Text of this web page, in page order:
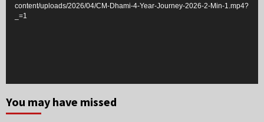
content/uploads/2026/04/CM-Dhami-4-Year-Journey-2026-2-Min-1.mp4?
_=1
You may have missed